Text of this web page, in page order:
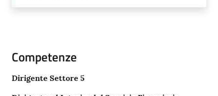
Competenze
Dirigente Settore 5